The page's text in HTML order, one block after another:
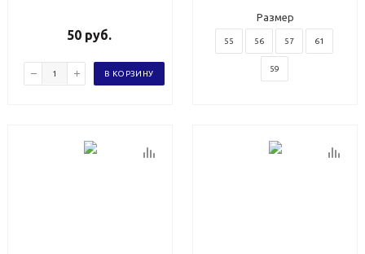
50руб.
В КОРЗИНУ
Размер
55 56 57 61
59